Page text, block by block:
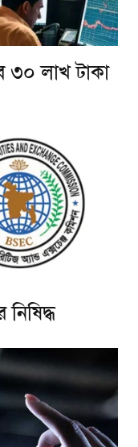
৩০ লাখ টাকা